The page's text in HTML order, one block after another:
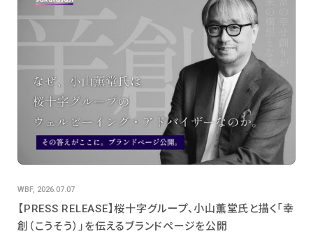
WBF, 2026.07.07
【PRESS RELEASE】桜十字グループ、小山薫堂氏と描く「幸
創（こうそう）」を伝えるブランドページを公開